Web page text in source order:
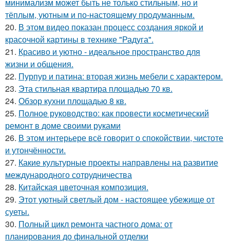
минимализм может быть не только стильным, но и
тёплым, уютным и по-настоящему продуманным.
20. В этом видео показан процесс создания яркой и
красочной картины в технике "Радуга".
21. Красиво и уютно - идеальное пространство для
жизни и общения.
22. Пурпур и патина: вторая жизнь мебели с характером.
23. Эта стильная квартира площадью 70 кв.
24. Обзор кухни площадью 8 кв.
25. Полное руководство: как провести косметический
ремонт в доме своими руками
26. В этом интерьере всё говорит о спокойствии, чистоте
и утончённости.
27. Какие культурные проекты направлены на развитие
международного сотрудничества
28. Китайская цветочная композиция.
29. Этот уютный светлый дом - настоящее убежище от
суеты.
30. Полный цикл ремонта частного дома: от
планирования до финальной отделки